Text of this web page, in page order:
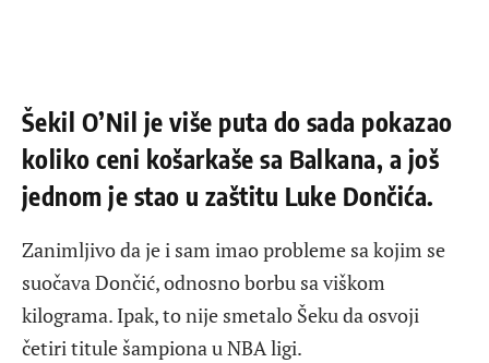
Šekil O’Nil je više puta do sada pokazao
koliko ceni košarkaše sa Balkana, a još
jednom je stao u zaštitu Luke Dončića.
Zanimljivo da je i sam imao probleme sa kojim se
suočava Dončić, odnosno borbu sa viškom
kilograma. Ipak, to nije smetalo Šeku da osvoji
četiri titule šampiona u NBA ligi.